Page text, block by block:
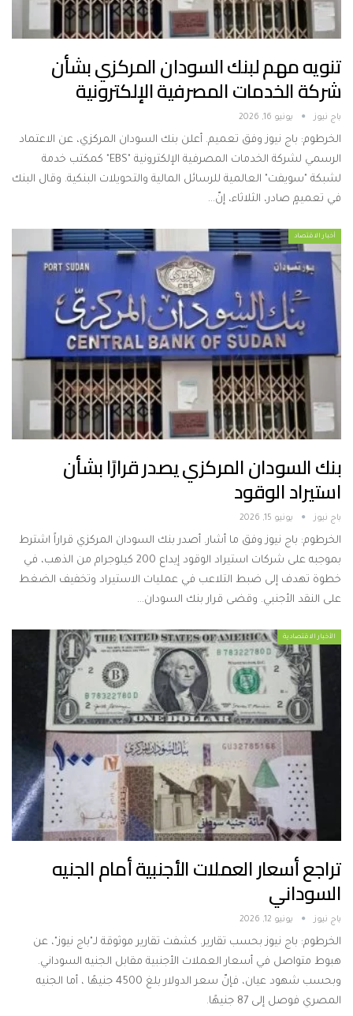
تنويه مهم لبنك السودان المركزي بشأن
شركة الخدمات المصرفية الإلكترونية
باج نيوز يونيو 16, 2026
الخرطوم: باج نيوز وفق تعميم. أعلن بنك السودان المركزي، عن الاعتماد
الرسمي لشركة الخدمات المصرفية الإلكترونية "EBS" كمكتب خدمة
لشبكة "سويفت" العالمية للرسائل المالية والتحويلات البنكية. وقال البنك
في تعميمٍ صادر، الثلاثاء، إنّ…
أخبار الاقتصاد
بنك السودان المركزي يصدر قرارًا بشأن
استيراد الوقود
باج نيوز يونيو 15, 2026
الخرطوم: باج نيوز وفق ما أشار. أصدر بنك السودان المركزي قراراً اشترط
بموجبه على شركات استيراد الوقود إيداع 200 كيلوجرام من الذهب، في
خطوة تهدف إلى ضبط التلاعب في عمليات الاستيراد وتخفيف الضغط
على النقد الأجنبي. وقضى قرار بنك السودان…
الأخبار الاقتصادية
تراجع أسعار العملات الأجنبية أمام الجنيه
السوداني
باج نيوز يونيو 12, 2026
الخرطوم: باج نيوز بحسب تقارير. كشفت تقارير موثوقة لـ"باج نيوز"، عن
هبوط متواصل في أسعار العملات الأجنبية مقابل الجنيه السوداني.
وبحسب شهود عيان، فإنّ سعر الدولار بلغ 4500 جنيهًا ، أما الجنيه
المصري فوصل إلى 87 جنيهًا.